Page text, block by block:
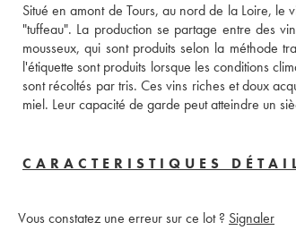
Situé en amont de Tours, au nord de la Loire,
"tuffeau". La production se partage entre des
mousseux, qui sont produits selon la méthode
l'étiquette sont produits lorsque les conditions
sont récoltés par tris. Ces vins riches et doux
miel. Leur capacité de garde peut atteindre un
CARACTERISTIQUES
Vous constatez une erreur sur ce lot ? Signaler